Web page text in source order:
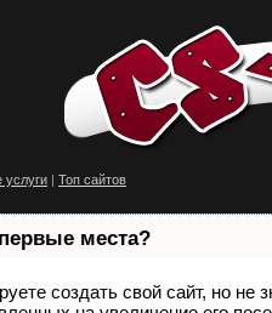
услуги | Топ сайтов
места?
создать свой сайт, но не